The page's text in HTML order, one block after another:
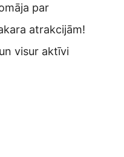
par
atrakcijām!
visur aktīvi